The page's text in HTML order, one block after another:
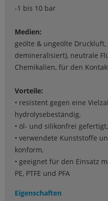
-1 bis 10 bar
Medien:
geölte & ungeölte Druckluft,
demineralisiert), neutrale
Chemikalien, für den
Vorteile:
• resistent gegen eine
hydrolysebeständig,
• öl- und silikonfrei gefertigt,
• verwendete Kunststoffe
konform,
• geeignet für den Einsatz
PE, PTFE und PFA
Eigenschaften